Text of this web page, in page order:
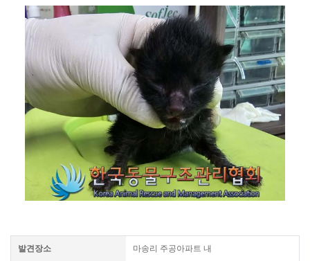
발견장소 마송리 주공아파트 내